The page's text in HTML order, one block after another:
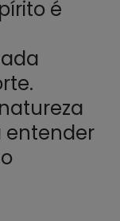
é
entender